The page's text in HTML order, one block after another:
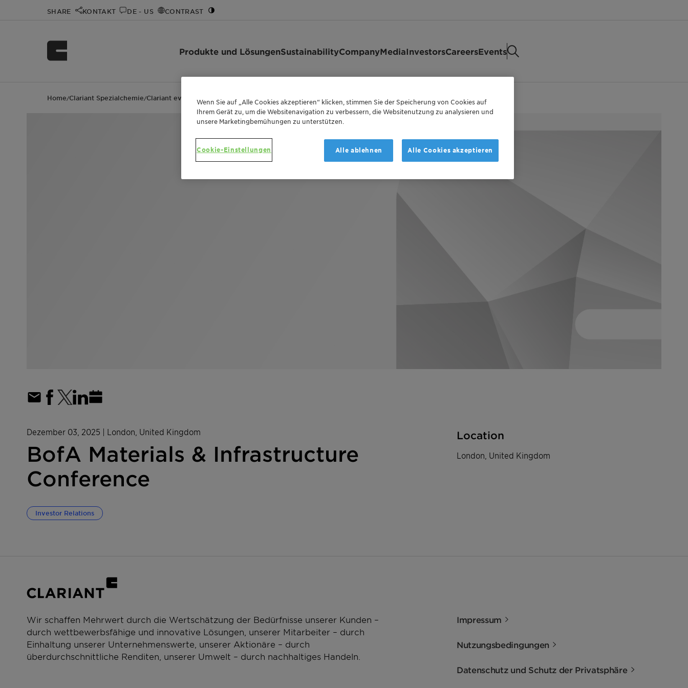
SHARE KONTAKT DE - US CONTRAST
Produkte und LösungenSustainabilityCompanyMediaInvestorsCareersEvents
Home/Clariant Spezialchemie/Clariant events BofA Materials & Infrastructure Conference
Dezember 03, 2025 | London, United Kingdom
BofA Materials & Infrastructure
Conference
Investor Relations
Location
London, United Kingdom
Wir schaffen Mehrwert durch die Wertschätzung der Bedürfnisse unserer Kunden –
durch wettbewerbsfähige und innovative Lösungen, unserer Mitarbeiter – durch
Einhaltung unserer Unternehmenswerte, unserer Aktionäre – durch
überdurchschnittliche Renditen, unserer Umwelt – durch nachhaltiges Handeln.
Impressum
Nutzungsbedingungen
Datenschutz und Schutz der Privatsphäre
Wenn Sie auf „Alle Cookies akzeptieren“ klicken, stimmen Sie der Speicherung von Cookies auf
Ihrem Gerät zu, um die Websitenavigation zu verbessern, die Websitenutzung zu analysieren und
unsere Marketingbemühungen zu unterstützen.
Cookie-Einstellungen Alle ablehnen Alle Cookies akzeptieren